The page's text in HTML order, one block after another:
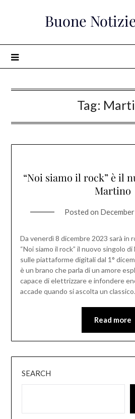
Buone
Tag:
“Noi siamo il rock” è il
Martino
Posted on
Da venerdì 8 dicembre 2023 sarà in
“Noi siamo il rock” il nuovo singolo
sulle piattaforme digitali dal 1°
è un brano che parla di un amore
capace di elettrizzare e infondere
accade quando si ascolta un
Read more
SEARCH